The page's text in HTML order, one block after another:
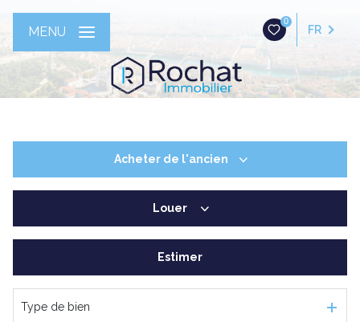
0
FR
MENU
Acheter de l'ancien
Louer
Estimer
Type de bien